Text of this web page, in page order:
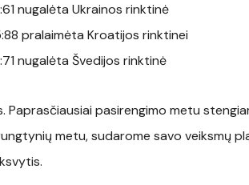
nugalėta Ukrainos rinktinė
pralaimėta Kroatijos rinktinei
nugalėta Švedijos rinktinė
Paprasčiausiai pasirengimo metu
metu, sudarome savo veiksmų